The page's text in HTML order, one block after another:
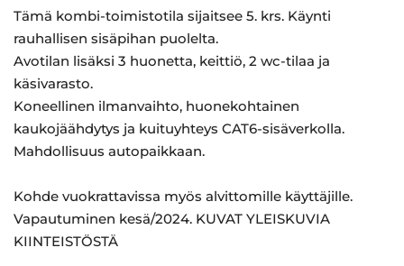
Tämä kombi-toimistotila sijaitsee 5. krs. Käynti
rauhallisen sisäpihan puolelta.
Avotilan lisäksi 3 huonetta, keittiö, 2 wc-tilaa ja
käsivarasto.
Koneellinen ilmanvaihto, huonekohtainen
kaukojäähdytys ja kuituyhteys CAT6-sisäverkolla.
Mahdollisuus autopaikkaan.
Kohde vuokrattavissa myös alvittomille käyttäjille.
Vapautuminen kesä/2024. KUVAT YLEISKUVIA
KIINTEISTÖSTÄ